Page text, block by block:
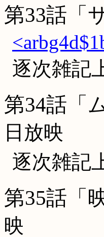
第33話「
逐次雑記
第34話「
日放映
逐次雑記
第35話「
映